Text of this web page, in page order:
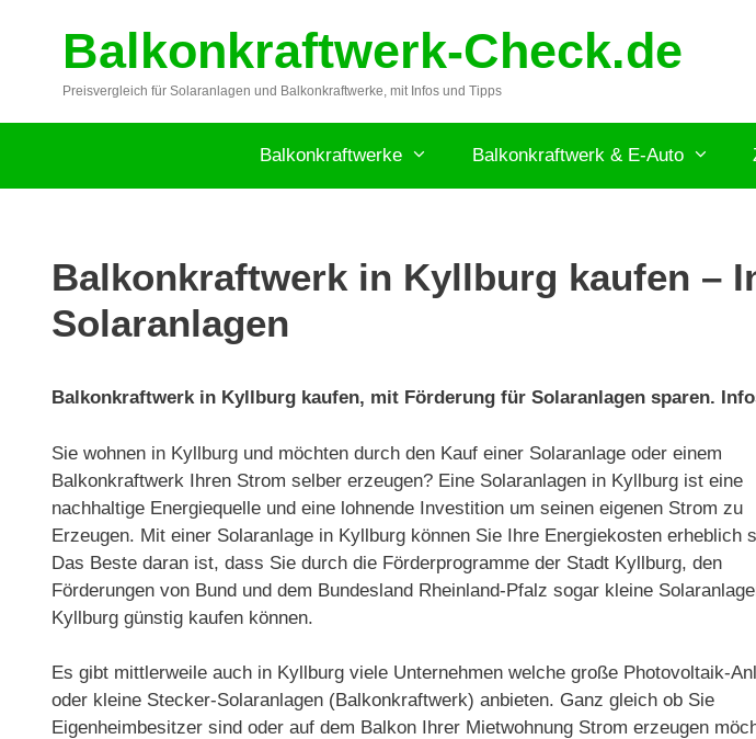
springenBalkonkraftwerk-Check.de
Preisvergleich für Solaranlagen und Balkonkraftwerke, mit Infos und Tipps
Balkonkraftwerke Balkonkraftwerk & E-Auto
Balkonkraftwerk in Kyllburg kaufen –
Solaranlagen
Balkonkraftwerk in Kyllburg kaufen, mit Förderung für Solaranlagen sparen.
Sie wohnen in Kyllburg und möchten durch den Kauf einer Solaranlage oder einem
Balkonkraftwerk Ihren Strom selber erzeugen? Eine Solaranlagen in Kyllburg ist eine
nachhaltige Energiequelle und eine lohnende Investition um seinen eigenen Strom zu
Erzeugen. Mit einer Solaranlage in Kyllburg können Sie Ihre Energiekosten erheblich
Das Beste daran ist, dass Sie durch die Förderprogramme der Stadt Kyllburg, den
Förderungen von Bund und dem Bundesland Rheinland-Pfalz sogar kleine
Kyllburg günstig kaufen können.
Es gibt mittlerweile auch in Kyllburg viele Unternehmen welche große Photovoltaik-
oder kleine Stecker-Solaranlagen (Balkonkraftwerk) anbieten. Ganz gleich ob Sie
Eigenheimbesitzer sind oder auf dem Balkon Ihrer Mietwohnung Strom erzeugen